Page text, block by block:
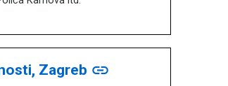
Zagreb link